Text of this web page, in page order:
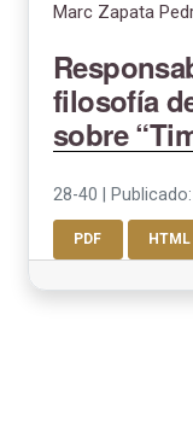
Marc Zapata
filosofía
sobre
28-40
PDF HTML